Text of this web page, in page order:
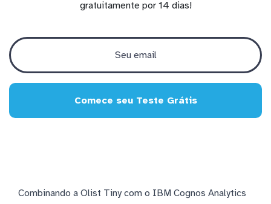
gratuitamente por 14 dias!
Comece seu Teste Grátis
Combinando a Olist Tiny com o IBM Cognos Analytics